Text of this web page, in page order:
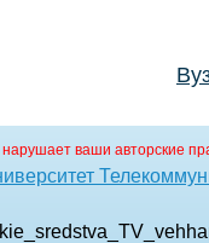
ваши авторские